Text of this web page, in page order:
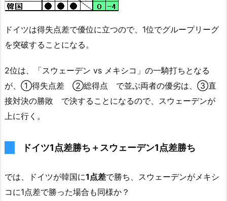
ドイツは得失点差で優位に立つので、1位でグループリーグ
を突破することになる。
2位は、「スウェーデン vs メキシコ」の一騎打ちとなる
が、①得失点差 ②総得点 で並ぶ両者の優劣は、③直
接対決の勝敗 で決することになるので、スウェーデンが
上に行く。
ドイツ1点差勝ち＋スウェーデン1点差勝ち
では、ドイツが韓国に1点差で勝ち、スウェーデンがメキシ
コに1点差で勝った場合も同様か？